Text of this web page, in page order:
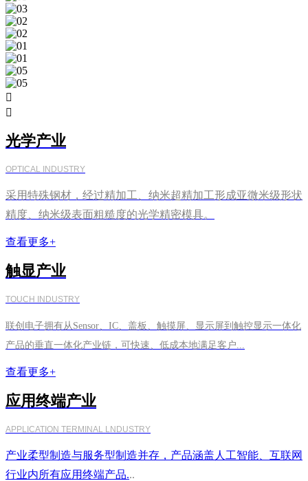


光学产业
OPTICAL INDUSTRY
采用特殊钢材，经过精加工、纳米超精加工形成亚微米级形状
精度、纳米级表面粗糙度的光学精密模具。
查看更多+
触显产业
TOUCH INDUSTRY
联创电子拥有从Sensor、IC、盖板、触摸屏、显示屏到触控显示一体化
产品的垂直一体化产业链，可快速、低成本地满足客户...
查看更多+
应用终端产业
APPLICATION TERMINAL LNDUSTRY
产业柔型制造与服务型制造并存，产品涵盖人工智能、互联网
行业内所有应用终端产品...